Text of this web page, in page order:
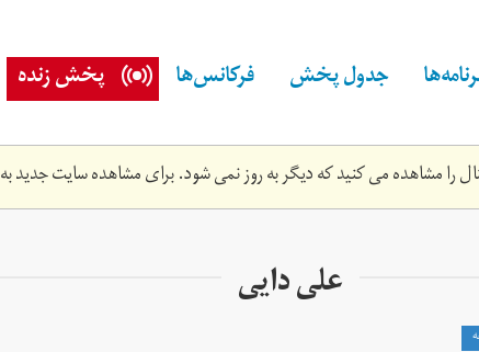
جدول پخش فرکانس‌ها پخش زنده
را مشاهده می کنید که دیگر به روز نمی شود. برای مشاهده سایت جدید به
علی دایی